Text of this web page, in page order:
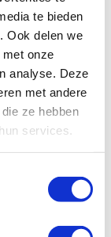
te bieden
Ook delen we
onze
analyse. Deze
met andere
ze hebben
services.